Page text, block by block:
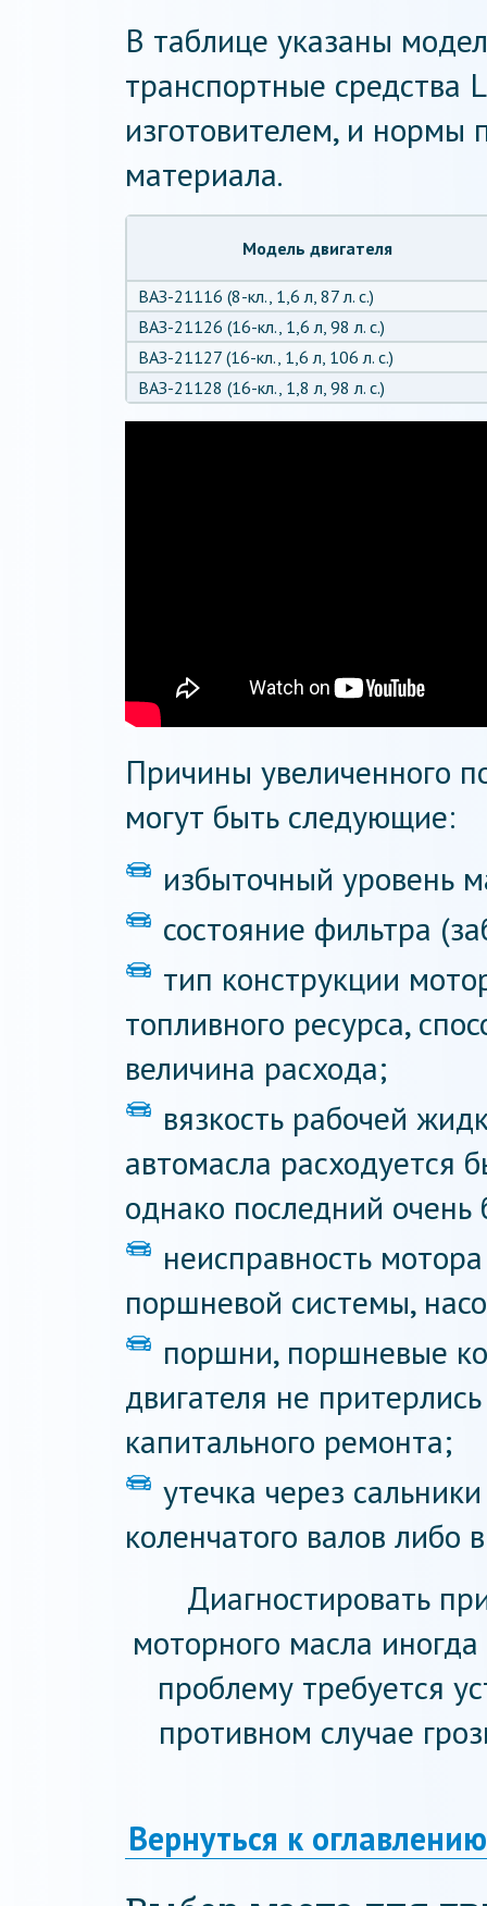
В таблице указаны
транспортные средства
изготовителем, и нормы
материала.
Модель двигателя
ВАЗ-21116 (8-кл., 1,6 л, 87 л. с.)
ВАЗ-21126 (16-кл., 1,6 л, 98 л. с.)
ВАЗ-21127 (16-кл., 1,6 л, 106 л. с.)
ВАЗ-21128 (16-кл., 1,8 л, 98 л. с.)
Причины увеличенного
могут быть следующие:
избыточный уровень
состояние фильтра
тип конструкции
топливного ресурса,
величина расхода;
вязкость рабочей
автомасла расходуется
однако последний очень
неисправность
поршневой системы,
поршни, поршневые
двигателя не
капитального ремонта;
утечка через
коленчатого валов либо
Диагностировать
моторного масла
проблему требуется
противном случае
Вернуться к оглавлению